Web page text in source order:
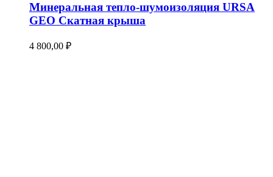
Минеральная тепло-шумоизоляция URSA
GEO Скатная крыша
4 800,00 ₽